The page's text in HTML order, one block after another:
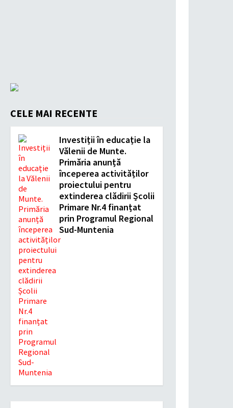
CELE MAI RECENTE
Investiții în educație la
Vălenii de Munte.
Primăria anunță
începerea activităților
proiectului pentru
extinderea clădirii Școlii
Primare Nr.4 finanțat
prin Programul Regional
Sud-Muntenia